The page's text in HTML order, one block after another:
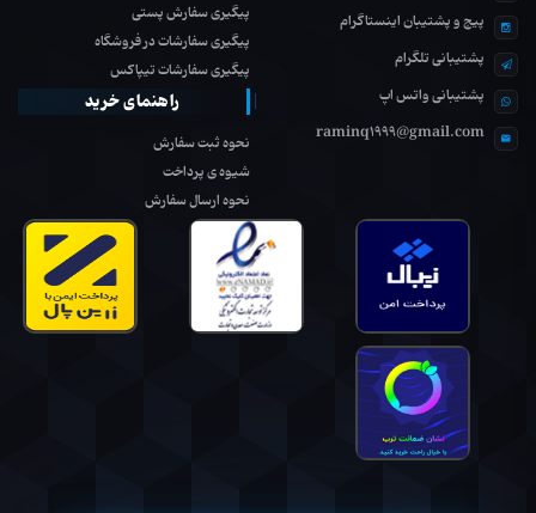
پیج و پشتیبان اینستاگرام
پشتیبانی تلگرام
پشتیبانی واتس اپ
raminq1999@gmail.com
پیگیری سفارش پستی
پیگیری سفارشات در فروشگاه
پیگیری سفارشات تیپاکس
راهنمای خرید
نحوه ثبت سفارش
شیوه ی پرداخت
نحوه ارسال سفارش